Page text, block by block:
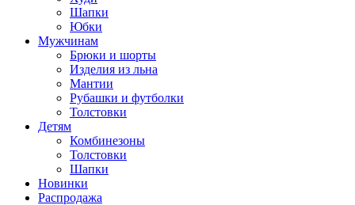
Шапки
Юбки
Мужчинам
Брюки и шорты
Изделия из льна
Мантии
Рубашки и футболки
Толстовки
Детям
Комбинезоны
Толстовки
Шапки
Новинки
Распродажа